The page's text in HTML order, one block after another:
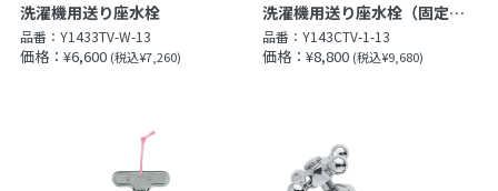
洗濯機用送り座水栓
品番： Y1433TV-W-13
価格：¥6,600 (税込¥7,260)
洗濯機用送り座水栓（固定コマ仕様）
品番：Y143CTV-1-13
価格：¥8,800 (税込¥9,680)